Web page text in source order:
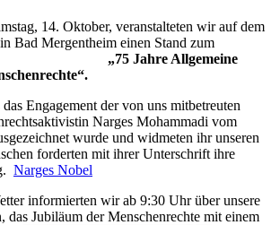
14. Oktober, veranstalteten wir auf dem
Bad Mergentheim einen Stand zum
„75 Jahre Allgemeine
Engagement der von uns mitbetreuten
Narges Mohammadi vom
wurde und widmeten ihr unseren
forderten mit ihrer Unterschrift ihre
Narges Nobel
informierten wir ab 9:30 Uhr über unsere
das Jubiläum der Menschenrechte mit einem